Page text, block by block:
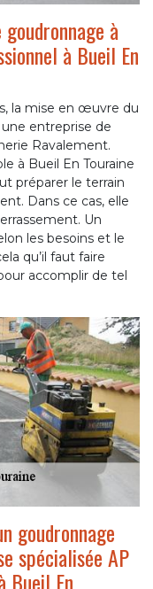
à
à Bueil En
la mise en œuvre du
entreprise de
Ravalement.
à Bueil En Touraine
préparer le terrain
Dans ce cas, elle
Un
les besoins et le
qu’il faut faire
accomplir de tel
goudronnage
spécialisée AP
Bueil En